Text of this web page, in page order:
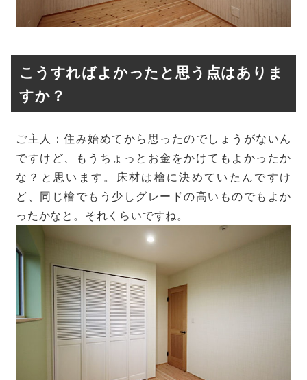
こうすればよかったと思う点はありま
すか？
ご主人：住み始めてから思ったのでしょうがないん
ですけど、もうちょっとお金をかけてもよかったか
な？と思います。床材は檜に決めていたんですけ
ど、同じ檜でもう少しグレードの高いものでもよか
ったかなと。それくらいですね。